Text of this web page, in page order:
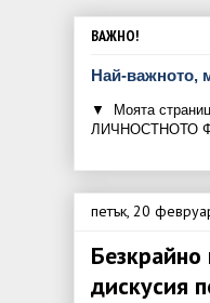
ВАЖНО!
Най-важното,
▼ Моята
ЛИЧНОСТНОТО
петък, 20
дискусия